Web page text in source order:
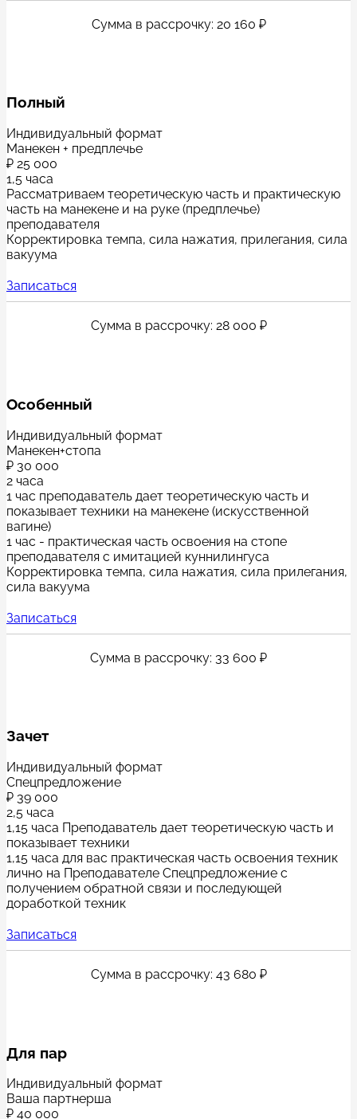
Сумма в рассрочку: 20 160 ₽
Полный
Индивидуальный формат
Манекен + предплечье
₽ 25 000
1,5 часа
Рассматриваем теоретическую часть и практическую
часть на манекене и на руке (предплечье)
преподавателя
Корректировка темпа, сила нажатия, прилегания, сила
вакуума
Записаться
Сумма в рассрочку: 28 000 ₽
Особенный
Индивидуальный формат
Манекен+стопа
₽ 30 000
2 часа
1 час преподаватель дает теоретическую часть и
показывает техники на манекене (искусственной
вагине)​
1 час - практическая часть освоения на стопе
преподавателя с имитацией куннилингуса​
Корректировка темпа, сила нажатия, сила прилегания,
сила вакуума​
Записаться
Сумма в рассрочку: 33 600 ₽
Зачет
Индивидуальный формат
Спецпредложение
₽ 39 000
2,5 часа
1,15 часа Преподаватель дает теоретическую часть и
показывает техники
1,15 часа для вас практическая часть освоения техник
лично на Преподавателе Спецпредложение с
получением обратной связи и последующей
доработкой техник
Записаться
Сумма в рассрочку: 43 680 ₽
Для пар
Индивидуальный формат
Ваша партнерша
₽ 40 000